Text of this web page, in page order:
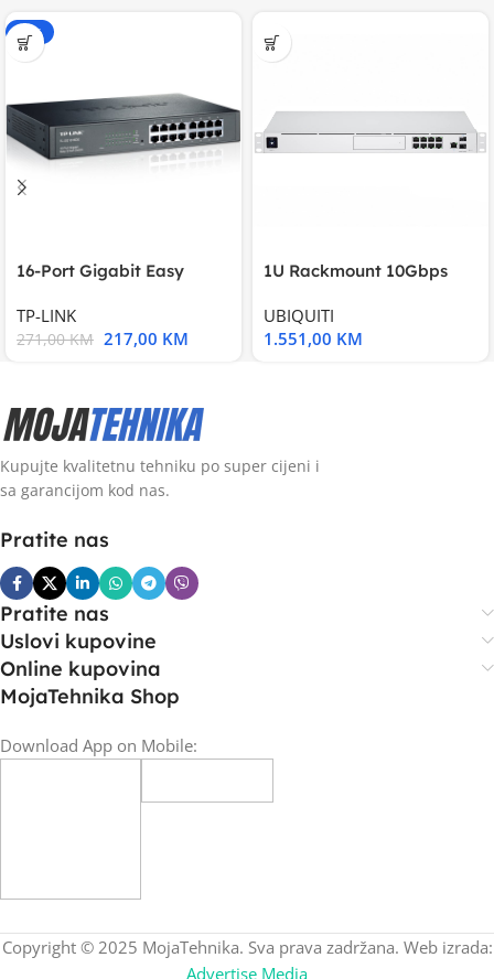
-20%
16-Port Gigabit Easy
TP-LINK
271,00KM 217,00 KM
1U Rackmount 10Gbps
UBIQUITI
1.551,00 KM
Kupujte kvalitetnu tehniku po super cijeni i
sa garancijom kod nas.
Pratite nas
Pratite nas
Uslovi kupovine
Online kupovina
MojaTehnika Shop
Download App on Mobile:
Copyright © 2025 MojaTehnika. Sva prava zadržana. Web izrada:
Advertise Media